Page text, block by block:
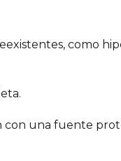
como
una fuente